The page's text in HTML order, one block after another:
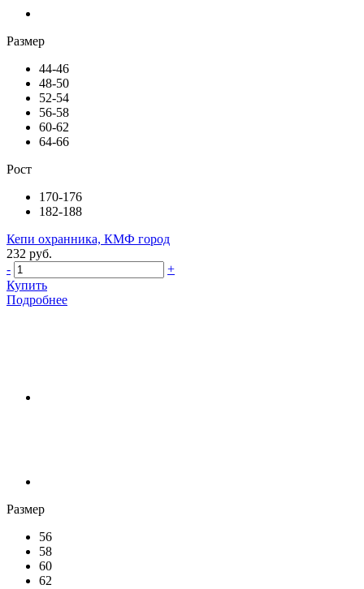
Размер
44-46
48-50
52-54
56-58
60-62
64-66
Рост
170-176
182-188
Кепи охранника, КМФ город
232 руб.
-
+
Купить
Подробнее
Размер
56
58
60
62